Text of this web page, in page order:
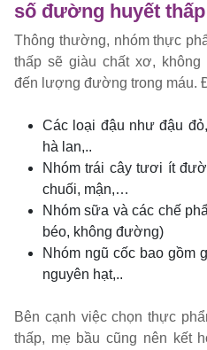
số đường huyết thấp
Thông thường, nhóm thực
thấp sẽ giàu chất xơ,
đến lượng đường trong máu.
Các loại đậu như đậu
hà lan,..
Nhóm trái cây tươi ít
chuối, mận,…
Nhóm sữa và các chế
béo, không đường)
Nhóm ngũ cốc bao gồm
nguyên hạt,..
Bên cạnh việc chọn thực
thấp, mẹ bầu cũng nên kết